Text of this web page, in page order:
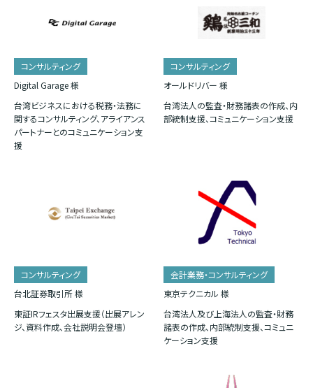
コンサルティング
Digital Garage 様
台湾ビジネスにおける税務・法務に
関するコンサルティング、アライアンス
パートナーとのコミュニケーション支
援
コンサルティング
オールドリバー 様
台湾法人の監査・財務諸表の作成、内
部統制支援、コミュニケーション支援
コンサルティング
台北証券取引所 様
東証IRフェスタ出展支援（出展アレン
ジ、資料作成、会社説明会登壇）
会計業務・コンサルティング
東京テクニカル 様
台湾法人及び上海法人の監査・財務
諸表の作成、内部統制支援、コミュニ
ケーション支援